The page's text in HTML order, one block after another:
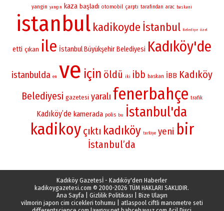
yangin yangın kaza başladı otomobil çarptı tarafından arac baskani
istanbul kadikoydeİstanbul Belediye özel
etti çıkan ile İstanbul Büyükşehir Belediyesi Kadıköy'de
istanbulda en ve için öldü iki ibb baskan İBB Kadıköy
Belediyesi gazetesi yaralı fenerbahçe trafik
Kadıköy’de kamerada polis bu İstanbul'da
kadikoy çıktı kadıköy turkiye yeni bir
İstanbul’da
Kadıköy Gazetesİ - Kadıköy'den Haberler
kadikoygazetesi.com © 2000-2026 TÜM HAKLARI SAKLIDIR.
Ana Sayfa
Gizlilik Politikası
Bize Ulaşın
vilmorin japon cim cicekleri tohumu
atlaspool ciftli manometre seti